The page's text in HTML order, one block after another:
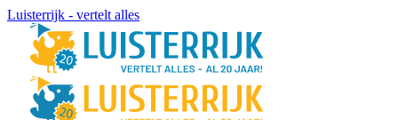
Luisterrijk - vertelt alles